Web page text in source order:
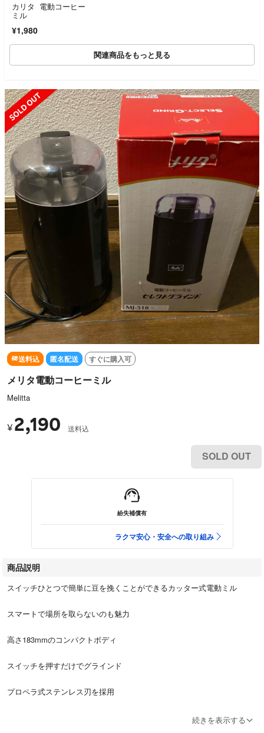
カリタ 電動コーヒー
ミル
¥1,980
関連商品をもっと見る
SOLD OUT
送料込 匿名配送 すぐに購入可
メリタ電動コーヒーミル
Melitta
¥ 2,190 送料込
SOLD OUT
紛失補償有
ラクマ安心・安全への取り組み
商品説明
スイッチひとつで簡単に豆を挽くことができるカッター式電動ミル
スマートで場所を取らないのも魅力
高さ183mmのコンパクトボディ
スイッチを押すだけでグラインド
プロペラ式ステンレス刃を採用
続きを表示する